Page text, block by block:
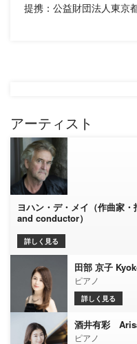
提携：公益財団法人東
アーティスト
ヨハン・デ・メイ（作曲家
and conductor）
詳しく見る
田部 京子
ピアノ
詳しく見る
酒井有彩
ピアノ